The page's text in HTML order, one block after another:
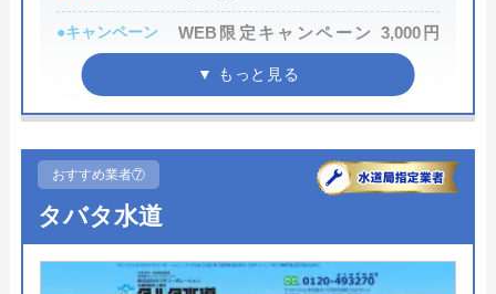
す。 工事終わったあと、連絡取れなくなり
●キャンペーン
WEB限定キャンペーン 3,000円
OFF
●駆けつけ時間 最短30分
24時間
●定休日
●出張見積もり
●支払い方法
現金・銀行振込・クレジットカー
おすすめ業者⑦
タバタ水道